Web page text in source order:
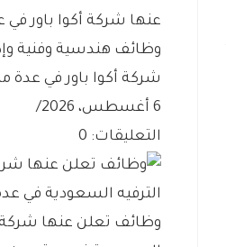
وظائف هندسية وفنية
شركة أكوا باور في عدة
6 أغسطس، 2026
/
التعليقات: 0
وظائف تعلن عنها شركة